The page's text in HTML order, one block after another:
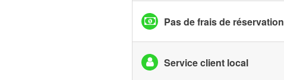
Pas de frais de réservation
Service client local